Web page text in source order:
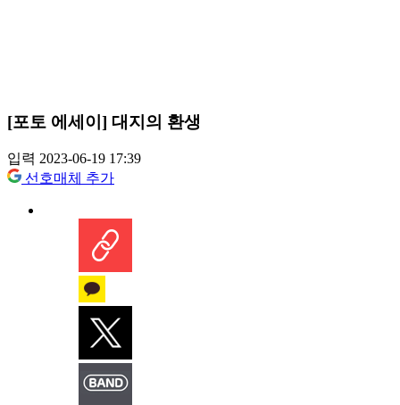
[포토 에세이] 대지의 환생
입력 2023-06-19 17:39
선호매체 추가